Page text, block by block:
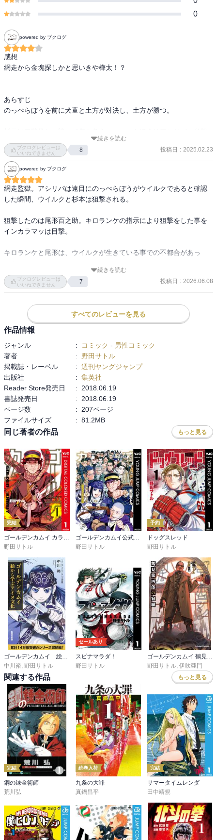
0
powered by ブクログ
感想
網走から金塊探しかと思いきや樺太！？
あらすじ
のっぺらぼうを前に犬童と土方が対決し、土方が勝つ。
だった。金塊の在り方を伝えようとした瞬間に、尾形によって撃た
れる。
杉元も尾形に撃たれる。尾形とキロランケ、白石はアシリパを連れ
て樺太へ向かう。
は網走監獄の地下で潜んでいた。
続きを読む
ブクログレビューは
いいねできません
8 投稿日 : 2025.02.23
powered by ブクログ
網走監獄。アシリパは遠目にのっぺらぼうがウイルクであると確認
した瞬間、ウイルクと杉本は狙撃される。
狙撃したのは尾形百之助。キロランケの指示により狙撃をした事を
インカラマッは目撃。
キロランケと尾形は、ウイルクが生きている事での不都合があっ
キロランケはどうやら元パルチザンの様子（パルチザンがなんだか
よく知らないが）。
杉本は頭を撃たれたが、鶴見中尉に助けられて無事に。
キロランケと尾形は、アシリパと白石を連れて樺太へ。
の鯉登少尉、月島軍曹が一緒に樺太へアシリパを探しに渡る。
インカラマッ「金塊を誰が手に入れようが私たちには関係ない」
谷垣「、、、」（女は恐ろしい、と二瓶徹三が言っていた事を思い
出す）
のくだりが好きで印象深い。
続きを読む
ブクログレビューは
いいねできません
7 投稿日 : 2026.06.08
すべてのレビューを見る
作品情報
ジャンル : コミック - 男性コミック
著者
:
野田サトル
掲載誌・レーベル
: 週刊ヤングジャンプ
出版社
: 集英社
Reader Store発売日
:
2018.06.19
書誌発売日
:
2018.06.19
ページ数
:
207ページ
ファイルサイズ
: 81.2MB
同じ著者の作品 もっと見る
完結
ゴールデンカムイ カラー版
野田サトル
ゴールデンカムイ公式ファンブック 探究者たちの記録
野田サトル
予約
ドッグスレッド
野田サトル
中川裕 野田サトル
セールあり
スピナマラダ！
野田サトル
野田サトル 伊吹亜門
関連する作品 もっと見る
完結
鋼の錬金術師
荒川弘
続巻入荷
九条の大罪
真鍋昌平
完結
サマータイムレンダ
田中靖規